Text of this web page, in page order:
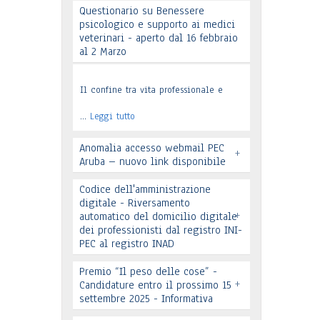
Leggi tutto
Questionario su Benessere
psicologico e supporto ai medici
veterinari - aperto dal 16 febbraio
al 2 Marzo
Il confine tra vita professionale e
… Leggi tutto
Anomalia accesso webmail PEC
Aruba – nuovo link disponibile
+
Leggi tutto
Codice dell'amministrazione
digitale - Riversamento
automatico del domicilio digitale
dei professionisti dal registro INI-
PEC al registro INAD
+
Premio “Il peso delle cose” -
Candidature entro il prossimo 15
settembre 2025 - Informativa
+